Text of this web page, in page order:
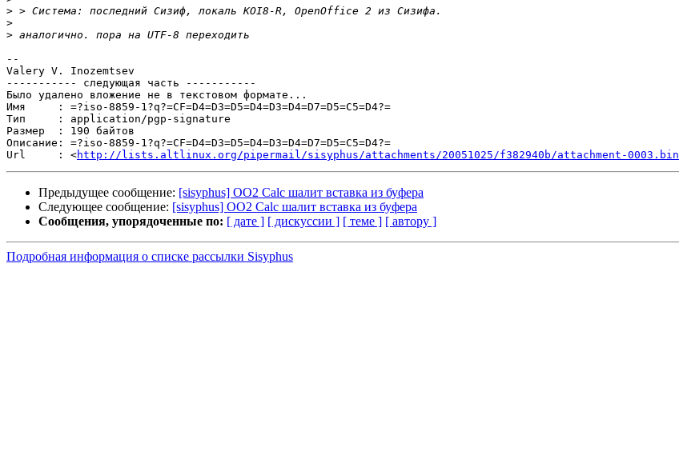
>
>
>
--
Valery V. Inozemtsev
----------- следующая часть -----------
Было удалено вложение не в текстовом формате...
Имя     : =?iso-8859-1?q?=CF=D4=D3=D5=D4=D3=D4=D7=D5=C5=D4?=
Тип     : application/pgp-signature
Размер  : 190 байтов
Описание: =?iso-8859-1?q?=CF=D4=D3=D5=D4=D3=D4=D7=D5=C5=D4?=
Url     : <http://lists.altlinux.org/pipermail/sisyphus/attachments/20051025/f382940b/attachment-0003.bin
Предыдущее сообщение: [sisyphus] OO2 Calc шалит вставка из буфера
Следующее сообщение: [sisyphus] OO2 Calc шалит вставка из буфера
Сообщения, упорядоченные по: [ дате ] [ дискуссии ] [ теме ] [ автору ]
Подробная информация о списке рассылки Sisyphus